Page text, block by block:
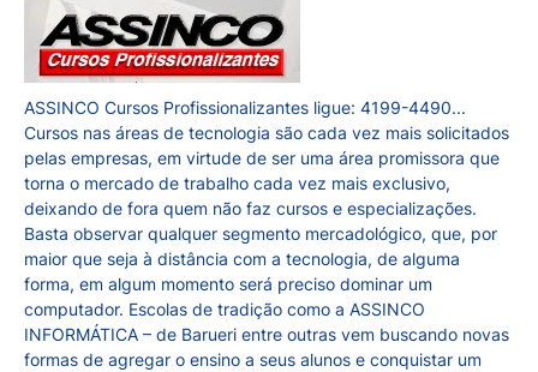
ASSINCO Cursos Profissionalizantes ligue: 4199-4490...
Cursos nas áreas de tecnologia são cada vez mais solicitados
pelas empresas, em virtude de ser uma área promissora que
torna o mercado de trabalho cada vez mais exclusivo,
deixando de fora quem não faz cursos e especializações.
Basta observar qualquer segmento mercadológico, que, por
maior que seja à distância com a tecnologia, de alguma
forma, em algum momento será preciso dominar um
computador. Escolas de tradição como a ASSINCO
INFORMÁTICA – de Barueri entre outras vem buscando novas
formas de agregar o ensino a seus alunos e conquistar um